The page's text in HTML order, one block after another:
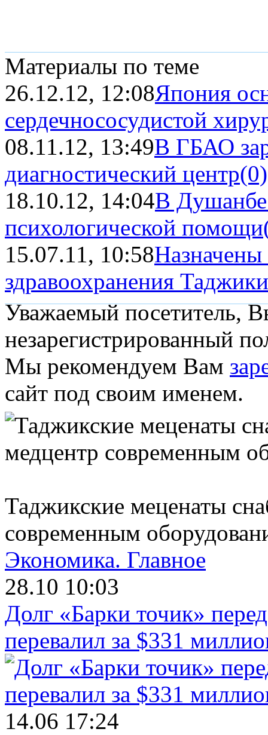
Материалы по теме
26.12.12, 12:08Япония
сердечнососудистой
08.11.12, 13:49В ГБАО
диагностический центр(0)
18.10.12, 14:04В Душанбе
психологической помощи
15.07.11, 10:58
здравоохранения
Уважаемый посетитель,
незарегистрированный
Мы рекомендуем Вам
сайт под своим именем.
Таджикские меценаты
современным
Экономика. Главное
28.10 10:03
Долг «Барки точик»
перевалил за $331
14.06 17:24